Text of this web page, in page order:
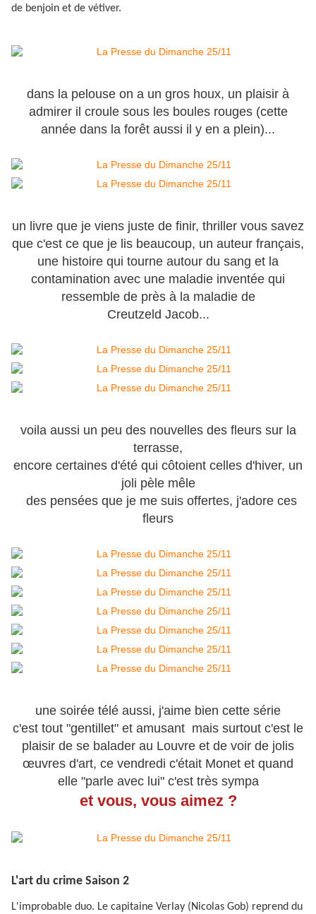
de benjoin et de vétiver.
dans la pelouse on a un gros houx, un plaisir à
admirer il croule sous les boules rouges (cette
année dans la forêt aussi il y en a plein)...
un livre que je viens juste de finir, thriller vous savez
que c'est ce que je lis beaucoup, un auteur français,
une histoire qui tourne autour du sang et la
contamination avec une maladie inventée qui
ressemble de près à la maladie de
Creutzeld Jacob...
voila aussi un peu des nouvelles des fleurs sur la
terrasse,
encore certaines d'été qui côtoient celles d'hiver, un
joli pèle mêle
des pensées que je me suis offertes, j'adore ces
fleurs
une soirée télé aussi, j'aime bien cette série
c'est tout "gentillet" et amusant mais surtout c'est le
plaisir de se balader au Louvre et de voir de jolis
œuvres d'art, ce vendredi c'était Monet et quand
elle "parle avec lui" c'est très sympa
et vous, vous aimez ?
L'art du crime Saison 2
L'improbable duo. Le capitaine Verlay (Nicolas Gob) reprend du